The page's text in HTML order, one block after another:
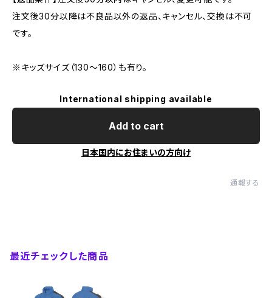
注文後30分以降は不良品以外の返品、キャンセル、交換は不可
です。
※キッズサイズ（130～160）も有り。
International shipping available
Add to cart
日本国内にお住まいの方向け
通報する
最近チェックした商品